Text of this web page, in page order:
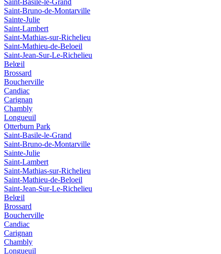
Saint-Bruno-de-Montarville
Sainte-Julie
Saint-Lambert
Saint-Mathias-sur-Richelieu
Saint-Mathieu-de-Beloeil
Saint-Jean-Sur-Le-Richelieu
Belœil
Brossard
Boucherville
Candiac
Carignan
Chambly
Longueuil
Otterburn Park
Saint-Basile-le-Grand
Saint-Bruno-de-Montarville
Sainte-Julie
Saint-Lambert
Saint-Mathias-sur-Richelieu
Saint-Mathieu-de-Beloeil
Saint-Jean-Sur-Le-Richelieu
Belœil
Brossard
Boucherville
Candiac
Carignan
Chambly
Longueuil